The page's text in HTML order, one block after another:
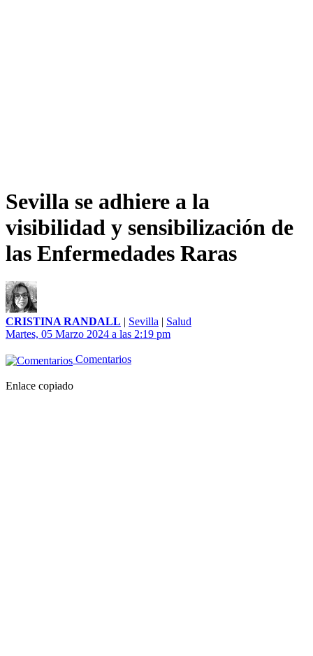
Sevilla se adhiere a la
visibilidad y sensibilización de
las Enfermedades Raras
CRISTINA RANDALL | Sevilla | Salud
Martes, 05 Marzo 2024 a las 2:19 pm
Comentarios
Enlace copiado